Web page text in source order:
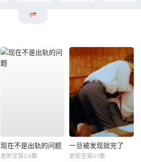
现在不是出轨的问题
更新至第04集
一旦被发现就完了
更新至第01集